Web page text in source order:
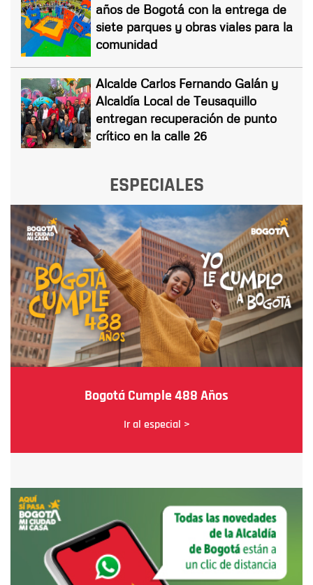
años de Bogotá con la entrega de
siete parques y obras viales para la
comunidad
Alcalde Carlos Fernando Galán y
Alcaldía Local de Teusaquillo
entregan recuperación de punto
crítico en la calle 26
ESPECIALES
Bogotá Cumple 488 Años
Ir al especial >